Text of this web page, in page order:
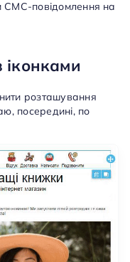
СМС-повідомлення на
іконками
розташування
посередині, по